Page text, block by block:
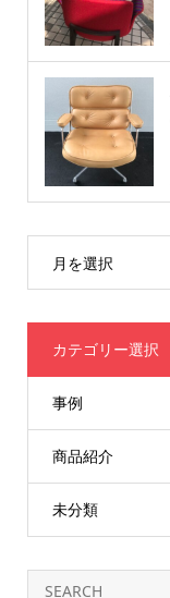
月を選択
カテゴリー選択
事例
商品紹介
未分類